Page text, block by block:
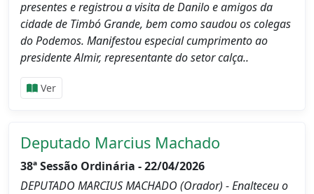
presentes e registrou a visita de Danilo e amigos da
cidade de Timbó Grande, bem como saudou os colegas
do Podemos. Manifestou especial cumprimento ao
presidente Almir, representante do setor calça..
Ver
Deputado Marcius Machado
38ª Sessão Ordinária - 22/04/2026
DEPUTADO MARCIUS MACHADO (Orador) - Enalteceu o